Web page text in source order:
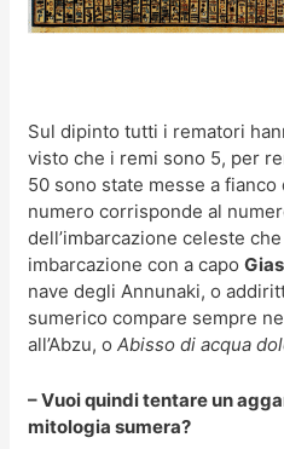
Sul dipinto tutti i rematori
visto che i remi sono 5, per
50 sono state messe a
numero corrisponde al
dell’imbarcazione celeste
imbarcazione con a capo
nave degli Annunaki, o
sumerico compare sempre
all’Abzu, oAbisso di acqua
– Vuoi quindi tentare un
mitologia sumera?